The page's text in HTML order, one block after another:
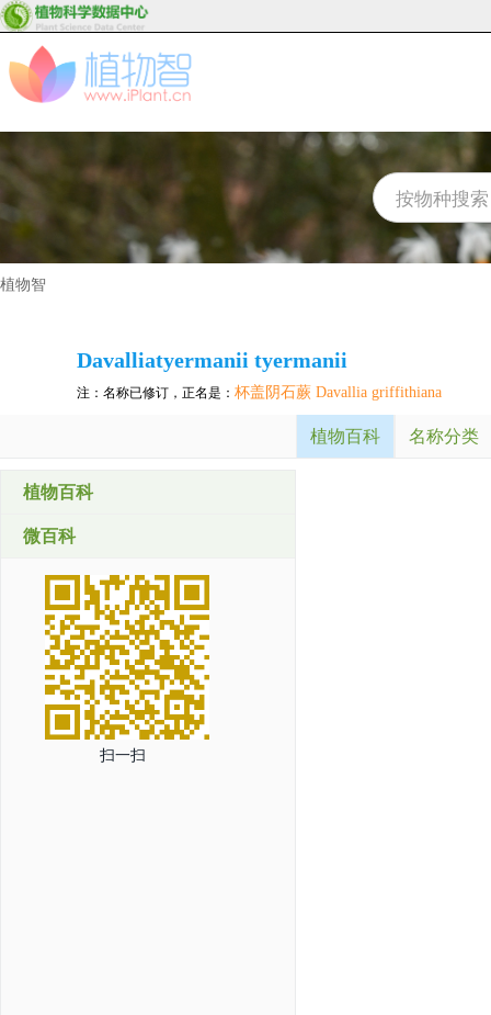
植物智
Davalliatyermanii tyermanii
注：名称已修订，正名是： 杯盖阴石蕨 Davallia griffithiana
植物百科 名称分类
植物百科
微百科
扫一扫